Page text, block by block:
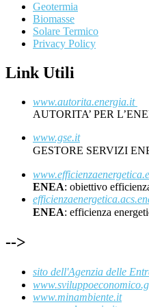
Geotermia
Biomasse
Solare Termico
Privacy Policy
Link Utili
www.autorita.energia.it
AUTORITA’ PER
www.gse.it
GESTORE SERVIZI
ENEA: obiettivo
ENEA: efficienza
-->
sito dell'Agenzia delle
www.minambiente.it